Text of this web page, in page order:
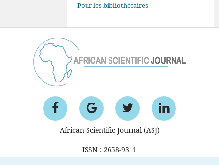
Pour les bibliothécaires
African Scientific Journal (ASJ)
ISSN : 2658-9311